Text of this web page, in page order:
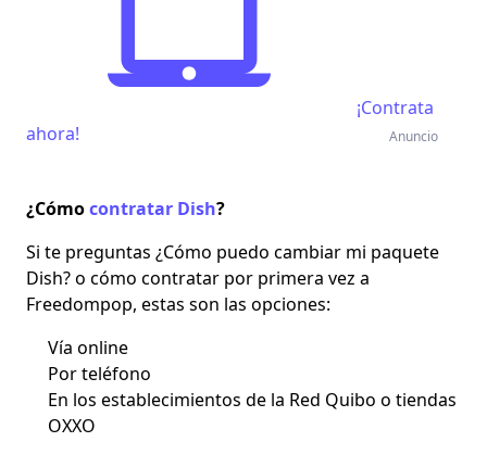
¡Contrata
ahora!
Anuncio
¿Cómocontratar Dish?
Si te preguntas ¿Cómo puedo cambiar mi paquete
Dish? o cómo contratar por primera vez a
Freedompop, estas son las opciones:
Vía online
Por teléfono
En los establecimientos de la Red Quibo o tiendas
OXXO